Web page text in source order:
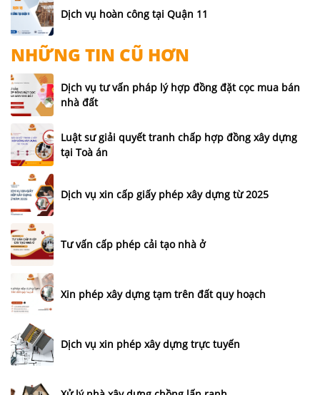
Dịch vụ hoàn công tại Quận 11
NHỮNG TIN CŨ HƠN
Dịch vụ tư vấn pháp lý hợp đồng đặt cọc mua bán
nhà đất
Luật sư giải quyết tranh chấp hợp đồng xây dựng
tại Toà án
Dịch vụ xin cấp giấy phép xây dựng từ 2025
Tư vấn cấp phép cải tạo nhà ở
Xin phép xây dựng tạm trên đất quy hoạch
Dịch vụ xin phép xây dựng trực tuyến